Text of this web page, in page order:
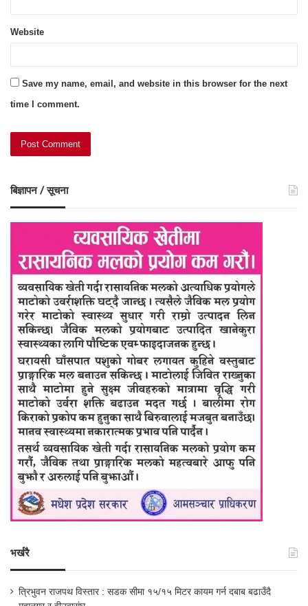
Website
Save my name, email, and website in this browser for the next
time I comment.
बिज्ञापन / सूचना
भर्खरै
त्रिभुवन राजपथ विस्तार : सडक सीमा १५/१५ मिटर कायम गर्न दबाब बढाउँदै